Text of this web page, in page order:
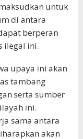
untuk
di antara
berperan
ilegal ini.
upaya ini akan
tambang
serta sumber
ini.
sama antara
akan